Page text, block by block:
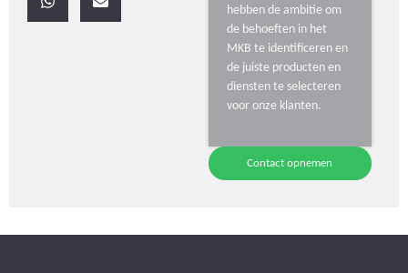
hebben de ambitie om
de behoeften in het
MKB te identificeren en
de juiste producten en
diensten te selecteren
voor onze klanten.
Contact opnemen